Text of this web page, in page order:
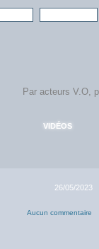
VIDÉOS
26/05/2023
Aucun commentaire